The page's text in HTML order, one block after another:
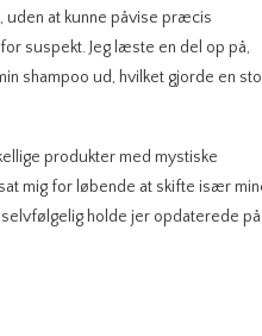
uden at kunne påvise præcis
suspekt. Jeg læste en del op på,
shampoo ud, hvilket gjorde en
produkter med mystiske
mig for løbende at skifte især
holde jer opdaterede